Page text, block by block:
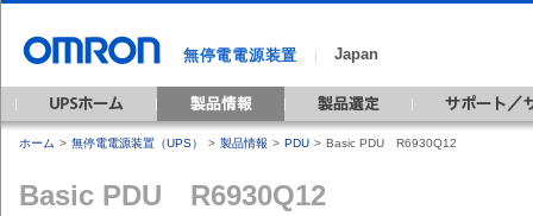
無停電電源装置 ｜ Japan
ホーム > 無停電電源装置（UPS） > 製品情報 > PDU > Basic PDU R6930Q12
Basic PDU R6930Q12